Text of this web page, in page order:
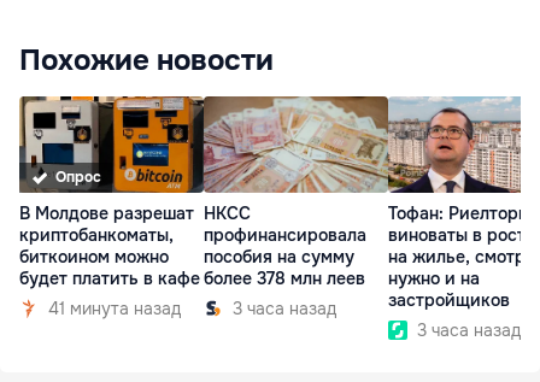
Похожие новости
Опрос
В Молдове разрешат
криптобанкоматы,
биткоином можно
будет платить в кафе
41 минута назад
НКСС
профинансировала
пособия на сумму
более 378 млн леев
3 часа назад
Тофан: Риелторы
виноваты в росте
на жилье,
нужно и на
застройщиков
3 часа назад